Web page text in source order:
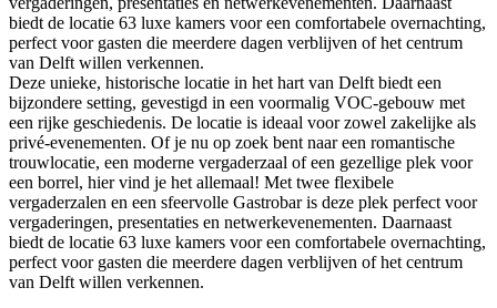
biedt de locatie 63 luxe kamers voor een comfortabele overnachting,
perfect voor gasten die meerdere dagen verblijven of het centrum
van Delft willen verkennen.
Deze unieke, historische locatie in het hart van Delft biedt een
bijzondere setting, gevestigd in een voormalig VOC-gebouw met
een rijke geschiedenis. De locatie is ideaal voor zowel zakelijke als
privé-evenementen. Of je nu op zoek bent naar een romantische
trouwlocatie, een moderne vergaderzaal of een gezellige plek voor
een borrel, hier vind je het allemaal! Met twee flexibele
vergaderzalen en een sfeervolle Gastrobar is deze plek perfect voor
vergaderingen, presentaties en netwerkevenementen. Daarnaast
biedt de locatie 63 luxe kamers voor een comfortabele overnachting,
perfect voor gasten die meerdere dagen verblijven of het centrum
van Delft willen verkennen.